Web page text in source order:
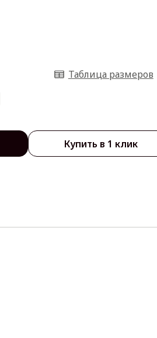
Таблица размеров
Купить в 1 клик